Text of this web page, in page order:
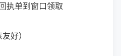
执单到窗口领取
好）